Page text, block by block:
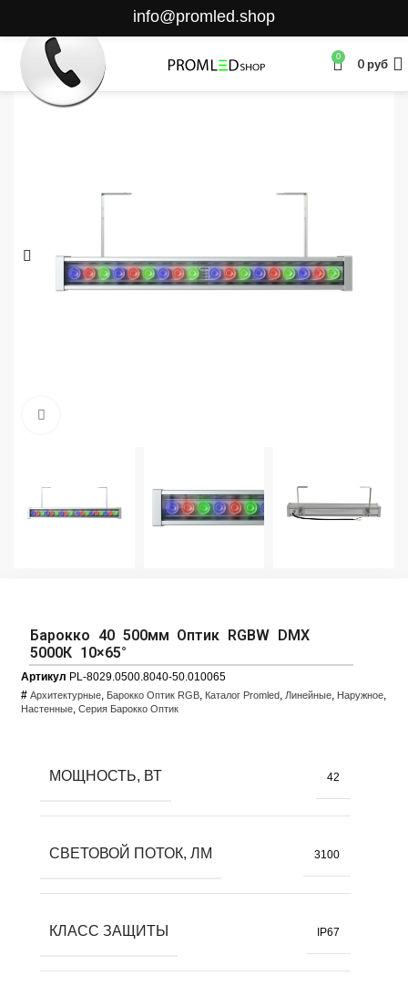
info@promled.shop
0 0руб
Барокко 40 500мм Оптик RGBW DMX
5000К 10×65°
Артикул PL-8029.0500.8040-50.010065
# Архитектурные, Барокко Оптик RGB, Каталог Promled, Линейные, Наружное,
Настенные, Серия Барокко Оптик
МОЩНОСТЬ, ВТ 42
СВЕТОВОЙ ПОТОК, ЛМ 3100
КЛАСС ЗАЩИТЫ IP67